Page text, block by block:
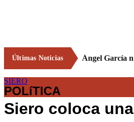
Últimas Noticias
SIERO
POLíTICA
Siero coloca una